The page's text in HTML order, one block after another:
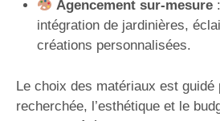
Agencement sur-mesure:
intégration de jardinières,
créations personnalisées.
Le choix des matériaux est guidé
recherchée, l’esthétique et le